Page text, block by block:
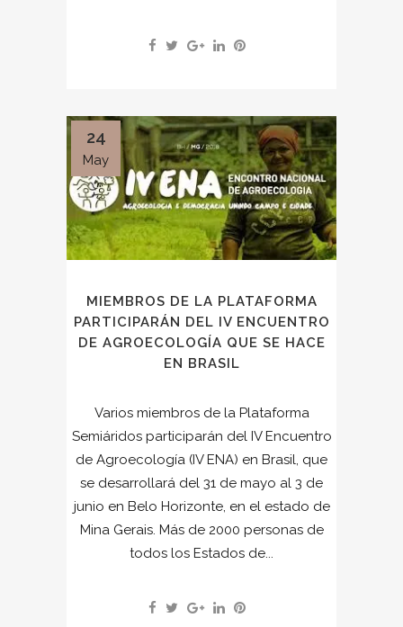
24
May
MIEMBROS DE LA PLATAFORMA
PARTICIPARÁN DEL IV ENCUENTRO
DE AGROECOLOGÍA QUE SE HACE
EN BRASIL
Varios miembros de la Plataforma
Semiáridos participarán del IV Encuentro
de Agroecología (IV ENA) en Brasil, que
se desarrollará del 31 de mayo al 3 de
junio en Belo Horizonte, en el estado de
Mina Gerais. Más de 2000 personas de
todos los Estados de...